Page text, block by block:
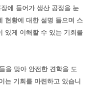
에 들어가 생산 공정을 눈
현황에 대한 설명 들으며 스
있게 이해할 수 있는 기회를
을 맞아 안전한 견학을 도
는 기회를 마련하고 있습니